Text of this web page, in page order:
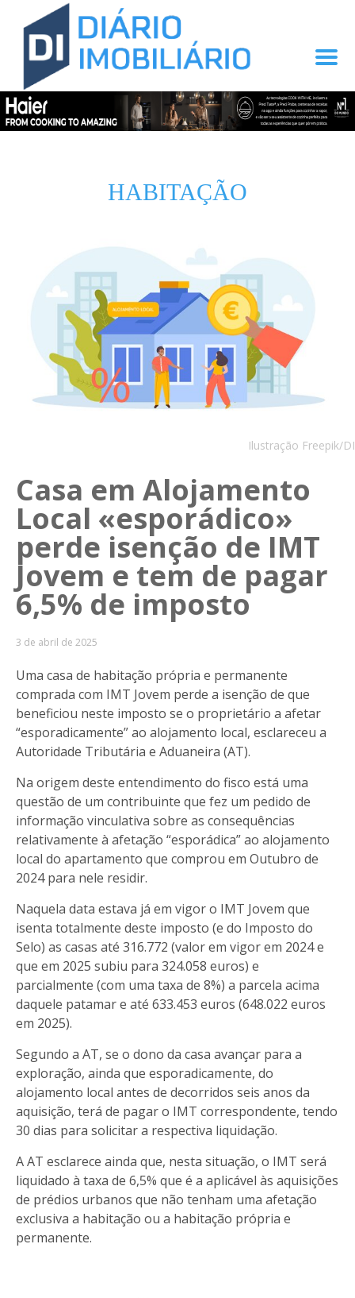
HABITAÇÃO
Ilustração Freepik/DI
Casa em Alojamento
Local «esporádico»
perde isenção de IMT
Jovem e tem de pagar
6,5% de imposto
3 de abril de 2025
Uma casa de habitação própria e permanente
comprada com IMT Jovem perde a isenção de que
beneficiou neste imposto se o proprietário a afetar
“esporadicamente” ao alojamento local, esclareceu a
Autoridade Tributária e Aduaneira (AT).
Na origem deste entendimento do fisco está uma
questão de um contribuinte que fez um pedido de
informação vinculativa sobre as consequências
relativamente à afetação “esporádica” ao alojamento
local do apartamento que comprou em Outubro de
2024 para nele residir.
Naquela data estava já em vigor o IMT Jovem que
isenta totalmente deste imposto (e do Imposto do
Selo) as casas até 316.772 (valor em vigor em 2024 e
que em 2025 subiu para 324.058 euros) e
parcialmente (com uma taxa de 8%) a parcela acima
daquele patamar e até 633.453 euros (648.022 euros
em 2025).
Segundo a AT, se o dono da casa avançar para a
exploração, ainda que esporadicamente, do
alojamento local antes de decorridos seis anos da
aquisição, terá de pagar o IMT correspondente, tendo
30 dias para solicitar a respectiva liquidação.
A AT esclarece ainda que, nesta situação, o IMT será
liquidado à taxa de 6,5% que é a aplicável às aquisições
de prédios urbanos que não tenham uma afetação
exclusiva a habitação ou a habitação própria e
permanente.